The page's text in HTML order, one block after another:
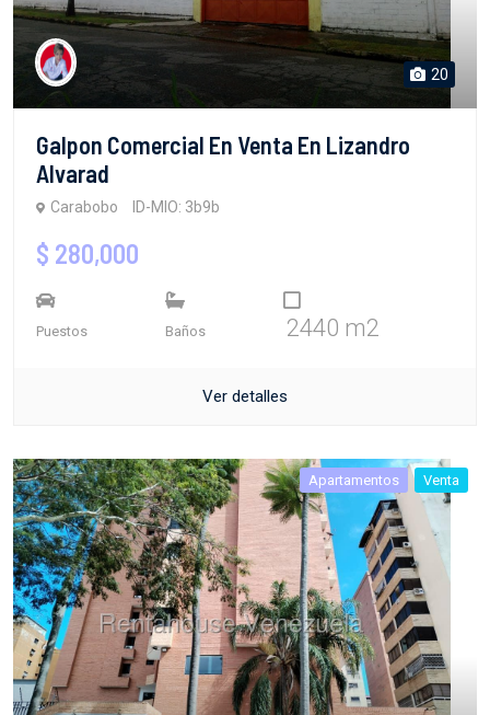
20
Galpon Comercial En Venta En Lizandro
Alvarad
Carabobo ID-MIO: 3b9b
$ 280,000
Puestos Baños 2440 m2
Ver detalles
Apartamentos Venta